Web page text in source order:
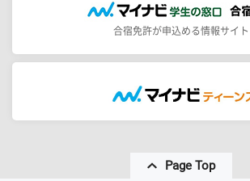
合宿免許が申込める情報サイト
Page Top